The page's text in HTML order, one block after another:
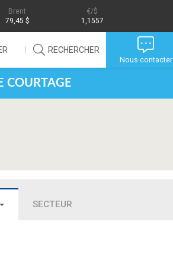
Brent
79,45 $
/$
1,1557
RECHERCHER
Nous contacter
COURTAGE
SECTEUR